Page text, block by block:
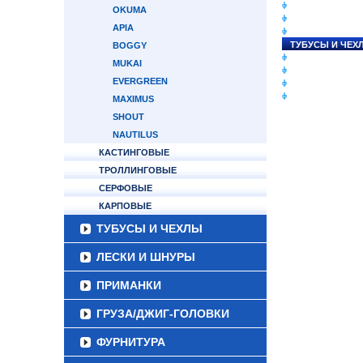
OKUMA
APIA
BOGGY
MUKAI
EVERGREEN
MAXIMUS
SHOUT
NAUTILUS
КАСТИНГОВЫЕ
ТРОЛЛИНГОВЫЕ
СЕРФОВЫЕ
КАРПОВЫЕ
ТУБУСЫ И ЧЕХЛЫ
ЛЕСКИ И ШНУРЫ
ПРИМАНКИ
ГРУЗА/ДЖИГ-ГОЛОВКИ
ФУРНИТУРА
ТУБУСЫ И